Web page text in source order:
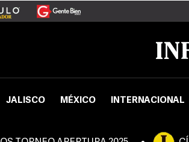
JALISCO MÉXICO INTERNACIONAL